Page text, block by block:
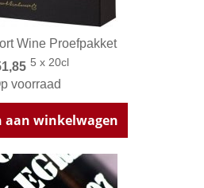
Wine Proefpakket
5 x 20cl
voorraad
aan winkelwagen